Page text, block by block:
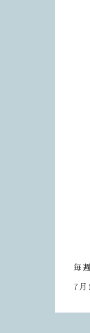
毎
7月